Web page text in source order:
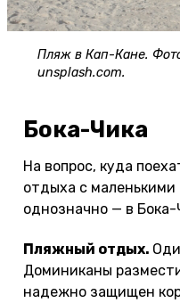
Пляж в Кап-Кане.
unsplash.com.
Бока-Чика
На вопрос, куда
отдыха с
однозначно — в Бока-
Пляжный отдых.
Доминиканы
надежно защищен